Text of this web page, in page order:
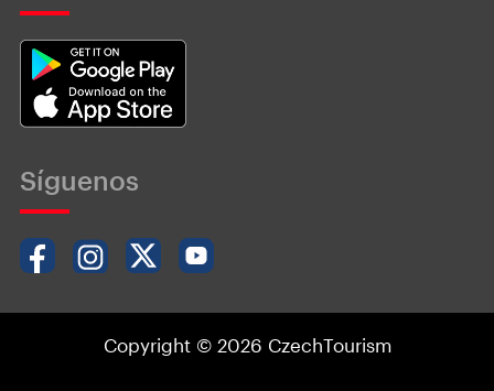
Síguenos
Copyright © 2026 CzechTourism